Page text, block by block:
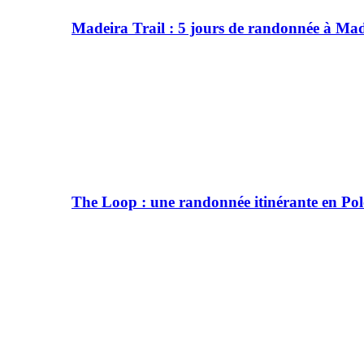
Madeira Trail : 5 jours de randonnée à
The Loop : une randonnée itinérante en